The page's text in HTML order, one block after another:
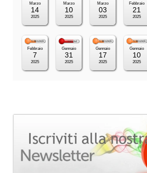
Marzo
14
2025
Marzo
10
2025
Marzo
03
2025
Febbraio
21
2025
Febbraio
7
2025
Gennaio
31
2025
Gennaio
17
2025
Gennaio
10
2025